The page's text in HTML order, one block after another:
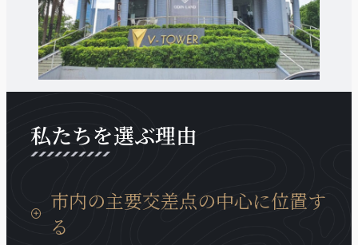
私たちを選ぶ理由
市内の主要交差点の中心に位置す
る